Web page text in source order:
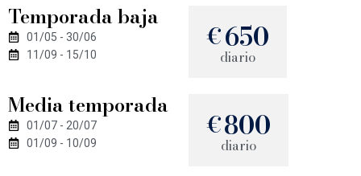
Temporada baja
01/05 - 30/06
11/09 - 15/10
€650
diario
Media temporada
01/07 - 20/07
01/09 - 10/09
€800
diario